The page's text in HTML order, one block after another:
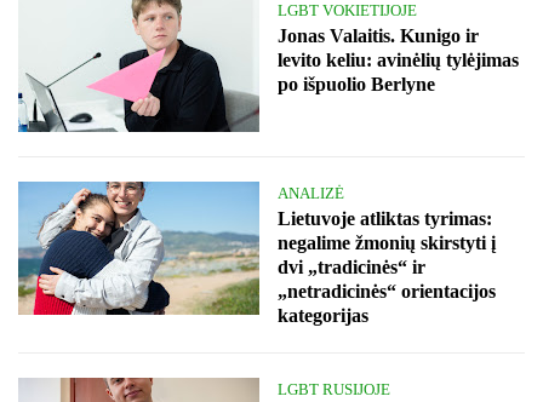
LGBT VOKIETIJOJE
Jonas Valaitis. Kunigo ir
levito keliu: avinėlių tylėjimas
po išpuolio Berlyne
ANALIZĖ
Lietuvoje atliktas tyrimas:
negalime žmonių skirstyti į
dvi „tradicinės“ ir
„netradicinės“ orientacijos
kategorijas
LGBT RUSIJOJE